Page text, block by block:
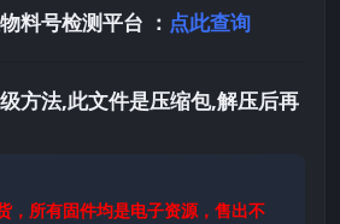
料号检测平台 ： 点此查询
方法,此文件是压缩包,解压后再
，所有固件均是电子资源，售出不